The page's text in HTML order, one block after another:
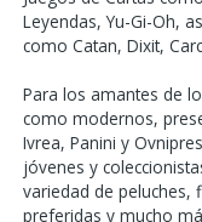
Leyendas, Yu-Gi-Oh,
como Catan, Dixit,
Para los amantes de
como modernos,
Ivrea, Panini y
jóvenes y
variedad de peluches,
preferidas y mucho